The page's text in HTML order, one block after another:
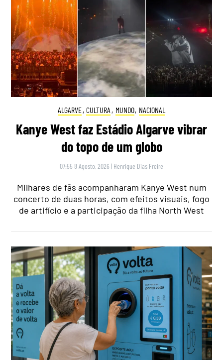
ALGARVE, CULTURA , MUNDO, NACIONAL
Kanye West faz Estádio Algarve vibrar
do topo de um globo
07:55 8 Agosto, 2026 | Henrique Dias Freire
Milhares de fãs acompanharam Kanye West num
concerto de duas horas, com efeitos visuais, fogo
de artifício e a participação da filha North West